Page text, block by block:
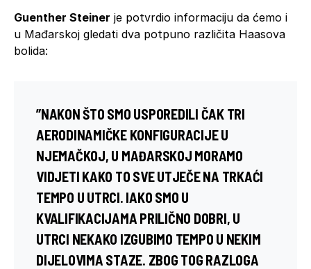
Guenther Steiner je potvrdio informaciju da ćemo i
u Mađarskoj gledati dva potpuno različita Haasova
bolida:
”NAKON ŠTO SMO USPOREDILI ČAK TRI
AERODINAMIČKE KONFIGURACIJE U
NJEMAČKOJ, U MAĐARSKOJ MORAMO
VIDJETI KAKO TO SVE UTJEČE NA TRKAĆI
TEMPO U UTRCI. IAKO SMO U
KVALIFIKACIJAMA PRILIČNO DOBRI, U
UTRCI NEKAKO IZGUBIMO TEMPO U NEKIM
DIJELOVIMA STAZE. ZBOG TOG RAZLOGA